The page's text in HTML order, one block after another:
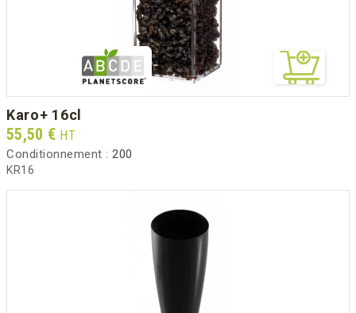
karo+ 16cl
Prix
55,50 € HT
Conditionnement : 200
KR16